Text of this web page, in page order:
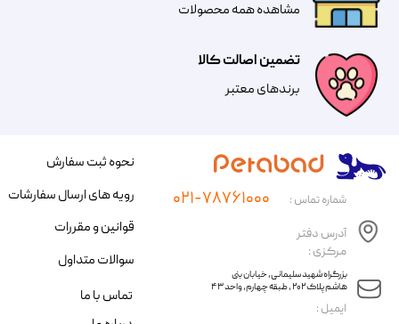
تضمین اصالت کالا
​​برندهای معتبر​​​​​​​
مشاهده همه محصولات
​ایمیل :
آدرس دفتر
مرکزی :
​​بزرگراه شهید سلیمانی، خیابان بنی
هاشم پلاک ۲۰۲ ، طبقه چهارم، واحد ۴۳
شماره تماس : ۰۲۱-۷۸۷۶۱۰۰۰
نحوه ثبت سفارش
رویه های ارسال سفارشات
قوانین و مقررات
سوالات متداول
تماس با ما